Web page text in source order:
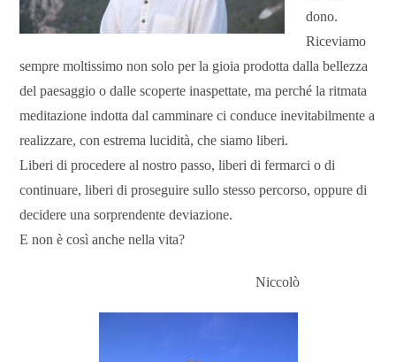
dono.
Riceviamo
sempre moltissimo non solo per la gioia prodotta dalla bellezza
del paesaggio o dalle scoperte inaspettate, ma perché la ritmata
meditazione indotta dal camminare ci conduce inevitabilmente a
realizzare, con estrema lucidità, che siamo liberi.
Liberi di procedere al nostro passo, liberi di fermarci o di
continuare, liberi di proseguire sullo stesso percorso, oppure di
decidere una sorprendente deviazione.
E non è così anche nella vita?
Niccolò